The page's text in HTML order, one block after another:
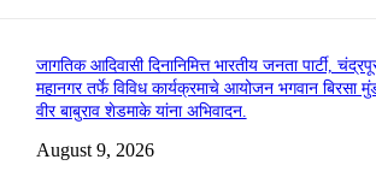
जागतिक आदिवासी दिनानिमित्त भारतीय जनता पार्टी,
महानगर तर्फे विविध कार्यक्रमाचे आयोजन भगवान बिरसा
वीर बाबुराव शेडमाके यांना अभिवादन.
August 9, 2026